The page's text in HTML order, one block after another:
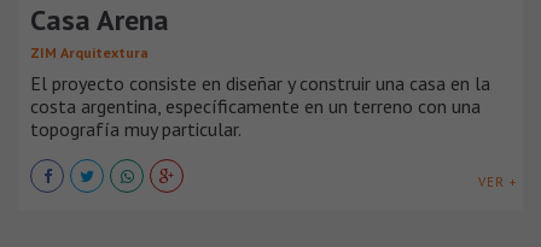
Casa Arena
ZIM Arquitextura
El proyecto consiste en diseñar y construir una casa en la
costa argentina, específicamente en un terreno con una
topografía muy particular.
VER +